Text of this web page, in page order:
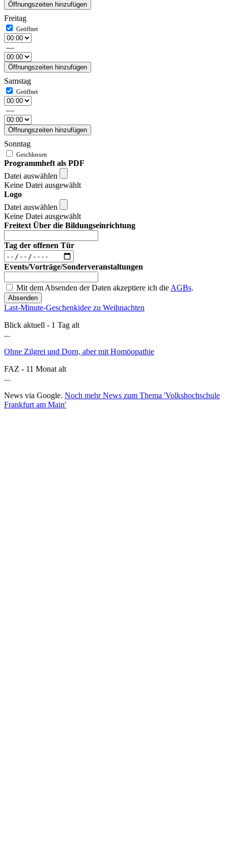
Öffnungszeiten hinzufügen
Freitag
—
Öffnungszeiten hinzufügen
Samstag
—
Öffnungszeiten hinzufügen
Sonntag
Programmheft als PDF
Datei auswählen
Keine Datei ausgewählt
Logo
Datei auswählen
Keine Datei ausgewählt
Freitext Über die Bildungseinrichtung
Tag der offenen Tür
Events/Vorträge/Sonderveranstaltungen
Mit dem Absenden der Daten akzeptiere ich die AGBs.
Absenden
Last-Minute-Geschenkidee zu Weihnachten
Blick aktuell - 1 Tag alt
...
Ohne Zilgrei und Dorn, aber mit Homöopathie
FAZ - 11 Monat alt
...
News via Google. Noch mehr News zum Thema 'Volkshochschule
Frankfurt am Main'